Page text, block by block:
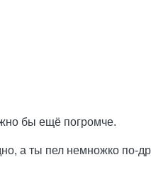
бы ещё погромче.
а ты пел немножко по-